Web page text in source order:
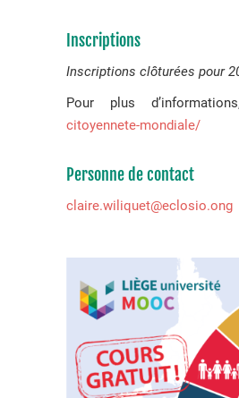
Inscriptions
Inscriptions clôturées pour
Pour plus
citoyennete-mondiale/
Personne de contact
claire.wiliquet@eclosio.ong